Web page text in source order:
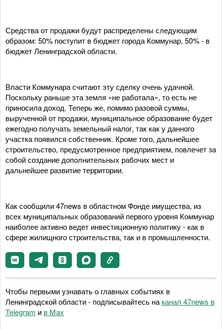
Средства от продажи будут распределены следующим
образом: 50% поступит в бюджет города Коммунар, 50% - в
бюджет Ленинградской области.
Власти Коммунара считают эту сделку очень удачной.
Поскольку раньше эта земля «не работала», то есть не
приносила доход. Теперь же, помимо разовой суммы,
вырученной от продажи, муниципальное образование будет
ежегодно получать земельный налог, так как у данного
участка появился собственник. Кроме того, дальнейшее
строительство, предусмотренное предприятием, повлечет за
собой создание дополнительных рабочих мест и
дальнейшее развитие территории.
Как сообщили 47news в областном Фонде имущества, из
всех муниципальных образований первого уровня Коммунар
наиболее активно ведет инвестиционную политику - как в
сфере жилищного строительства, так и в промышленности.
Чтобы первыми узнавать о главных событиях в
Ленинградской области - подписывайтесь на канал 47news в
Telegram и в Maх